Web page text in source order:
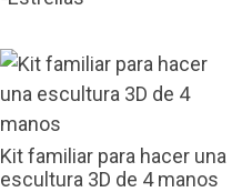
Kit familiar para hacer una
escultura 3D de 4 manos